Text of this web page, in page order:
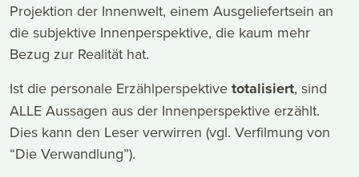
Projektion der Innenwelt, einem Ausgeliefertsein an
die subjektive Innenperspektive, die kaum mehr
Bezug zur Realität hat.
Ist die personale Erzählperspektive totalisiert, sind
ALLE Aussagen aus der Innenperspektive erzählt.
Dies kann den Leser verwirren (vgl. Verfilmung von
“Die Verwandlung”).